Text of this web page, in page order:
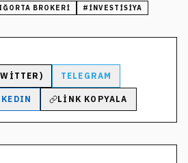
BROKERI # INVESTISIYA
TELEGRAM
LINK KOPYALA